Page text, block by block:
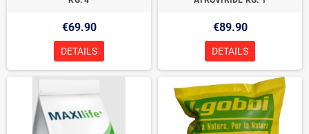
€69.90
DETAILS
€89.90
DETAILS